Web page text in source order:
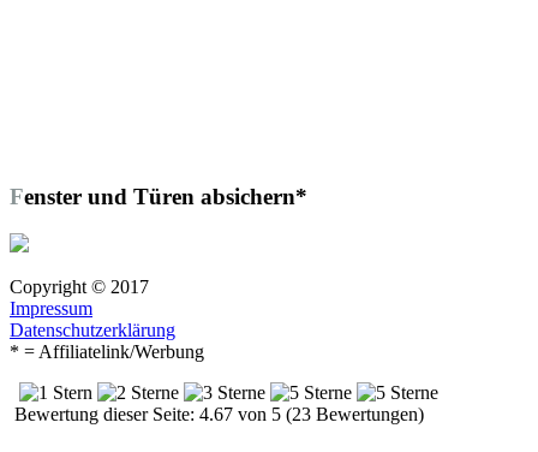
Fenster und Türen absichern*
Copyright © 2017
Impressum
Datenschutzerklärung
* = Affiliatelink/Werbung
Bewertung dieser Seite: 4.67 von 5 (23 Bewertungen)